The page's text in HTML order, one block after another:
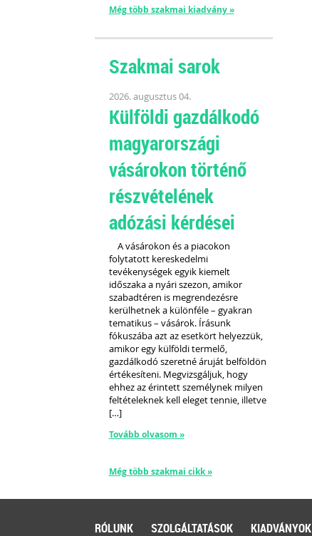
Még több szakmai kiadvány »
Szakmai sarok
2026. augusztus 04.
Külföldi gazdálkodó
magyarországi
vásárokon történő
részvételének
adózási kérdései
A vásárokon és a piacokon
folytatott kereskedelmi
tevékenységek egyik kiemelt
időszaka a nyári szezon, amikor
szabadtéren is megrendezésre
kerülhetnek a különféle – gyakran
tematikus – vásárok. Írásunk
fókuszába azt az esetkört helyezzük,
amikor egy külföldi termelő,
gazdálkodó szeretné áruját belföldön
értékesíteni. Megvizsgáljuk, hogy
ehhez az érintett személynek milyen
feltételeknek kell eleget tennie, illetve
[…]
Tovább olvasom »
Még több szakmai cikk »
RÓLUNK SZOLGÁLTATÁSOK KIADVÁNYOK